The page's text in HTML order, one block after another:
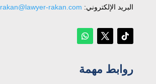
البريد الإلكتروني: rakan@lawyer-rakan.com
روابط مهمة